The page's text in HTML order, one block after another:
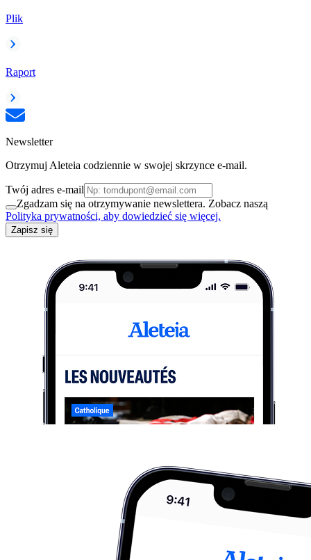
Plik
Raport
Newsletter
Otrzymuj Aleteia codziennie w swojej skrzynce e-mail.
Twój adres e-mail
Zgadzam się na otrzymywanie newslettera. Zobacz naszą
Polityka prywatności, aby dowiedzieć się więcej.
Zapisz się